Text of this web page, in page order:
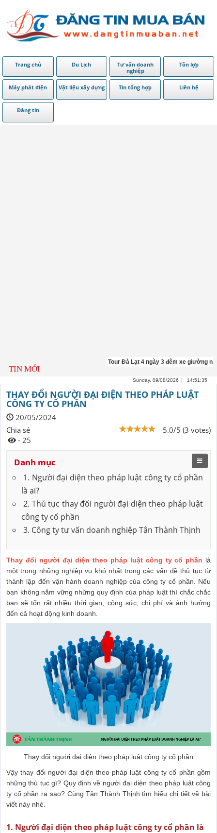
Trang chủ Du Lịch
Tư vấn doanh
nghiệp
Tôn lợp
Máy phát điện Vật liệu xây dựng Tin tổng hợp Liên hệ
Đăng tin
TIN MỚI
Tour Đà Lạt 4 ngày 3 đêm xe giường nằm
Sunday, 09/08/2026 14:51:36
THAY ĐỔI NGƯỜI ĐẠI ĐIỆN THEO PHÁP LUẬT
CÔNG TY CỔ PHẦN
20/05/2024
5.0/5 (3 votes)
Chia sẻ
- 25
Danh mục
1. Người đại diện theo pháp luật công ty cổ phần
là ai?
2. Thủ tục thay đổi người đại diện theo pháp luật
công ty cổ phần
3. Công ty tư vấn doanh nghiệp Tân Thành Thịnh
Thay đổi người đại diện theo pháp luật công ty cổ phần là
một trong những nghiệp vụ khó nhất trong các vấn đề thủ tục từ
thành lập đến vận hành doanh nghiệp của công ty cổ phần. Nếu
bạn không nắm vững những quy định của pháp luật thì chắc chắc
bạn sẽ tốn rất nhiều thời gian, công sức, chi phí và ảnh hưởng
đến cả hoạt động kinh doanh.
Thay đổi người đại diện theo pháp luật công ty cổ phần
Vậy thay đổi người đại diện theo pháp luật công ty cổ phần gồm
những thủ tục gì? Quy định về người đại diện theo pháp luật công
ty cổ phần ra sao? Cùng Tân Thành Thịnh tìm hiểu chi tiết về bài
viết này nhé.
1. Người đại diện theo pháp luật công ty cổ phần là